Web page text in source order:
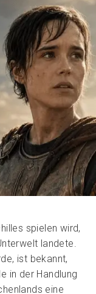
spielen wird,
landete.
ist bekannt,
in der Handlung
eine